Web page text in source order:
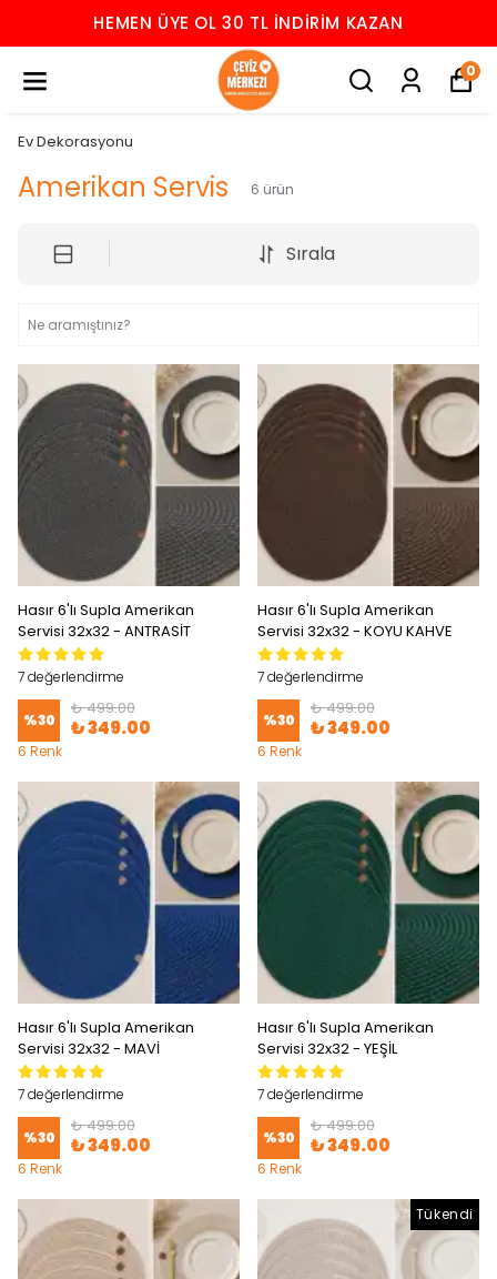
HEMEN ÜYE OL 30 TL İNDIRIM KAZAN
0
Ev Dekorasyonu
Amerikan Servis 6 ürün
Sırala
Hasır 6'lı Supla Amerikan
Servisi 32x32 - ANTRASİT
7 değerlendirme
%30
₺ 499.00
₺ 349.00
6 Renk
Hasır 6'lı Supla Amerikan
Servisi 32x32 - KOYU KAHVE
7 değerlendirme
%30
₺ 499.00
₺ 349.00
6 Renk
Hasır 6'lı Supla Amerikan
Servisi 32x32 - MAVİ
7 değerlendirme
%30
₺ 499.00
₺ 349.00
6 Renk
Hasır 6'lı Supla Amerikan
Servisi 32x32 - YEŞİL
7 değerlendirme
%30
₺ 499.00
₺ 349.00
6 Renk
Tükendi